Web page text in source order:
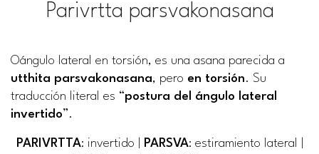
Parivrtta parsvakonasana
Oángulo lateral en torsión, es una asana parecida a
utthita parsvakonasana, pero en torsión. Su
traducción literal es “postura del ángulo lateral
invertido”.
PARIVRTTA: invertido | PARSVA: estiramiento lateral |